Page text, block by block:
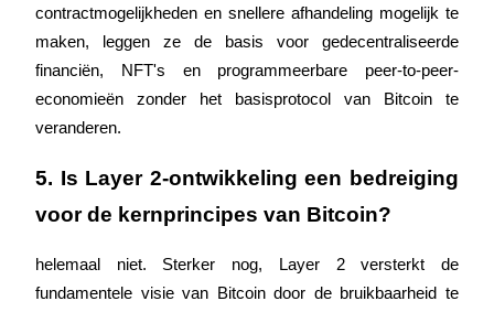
Doorverwijzing
Nodig een vriend uit om contante beloningen te ontvangen
BTC Welcome Rewards
contractmogelijkheden en snellere afhandeling mogelijk te
maken, leggen ze de basis voor gedecentraliseerde
financiën, NFT's en programmeerbare peer-to-peer-
economieën zonder het basisprotocol van Bitcoin te
veranderen.
5. Is Layer 2-ontwikkeling een bedreiging
voor de kernprincipes van Bitcoin?
helemaal niet. Sterker nog, Layer 2 versterkt de
fundamentele visie van Bitcoin door de bruikbaarheid te